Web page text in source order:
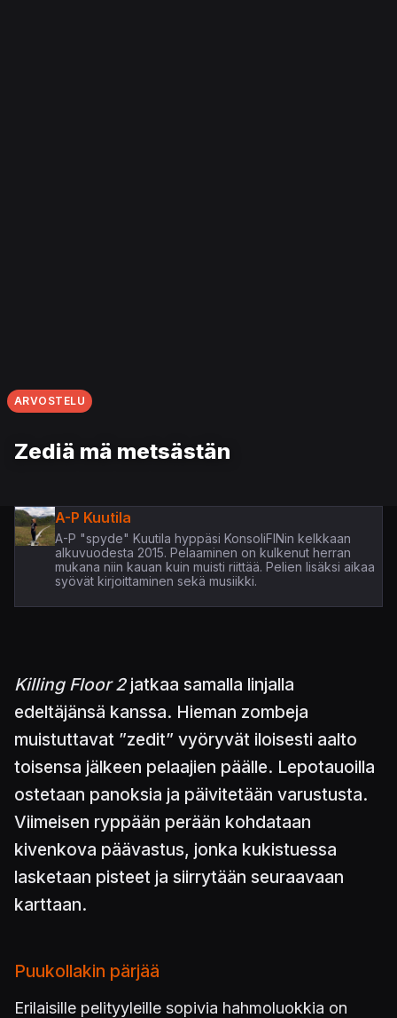
ARVOSTELU
Zediä mä metsästän
A-P Kuutila
A-P "spyde" Kuutila hyppäsi KonsoliFINin kelkkaan
alkuvuodesta 2015. Pelaaminen on kulkenut herran
mukana niin kauan kuin muisti riittää. Pelien lisäksi aikaa
syövät kirjoittaminen sekä musiikki.
Killing Floor 2jatkaa samalla linjalla
edeltäjänsä kanssa. Hieman zombeja
muistuttavat ”zedit” vyöryvät iloisesti aalto
toisensa jälkeen pelaajien päälle. Lepotauoilla
ostetaan panoksia ja päivitetään varustusta.
Viimeisen ryppään perään kohdataan
kivenkova päävastus, jonka kukistuessa
lasketaan pisteet ja siirrytään seuraavaan
karttaan.
Puukollakin pärjää
Erilaisille pelityyleille sopivia hahmoluokkia on